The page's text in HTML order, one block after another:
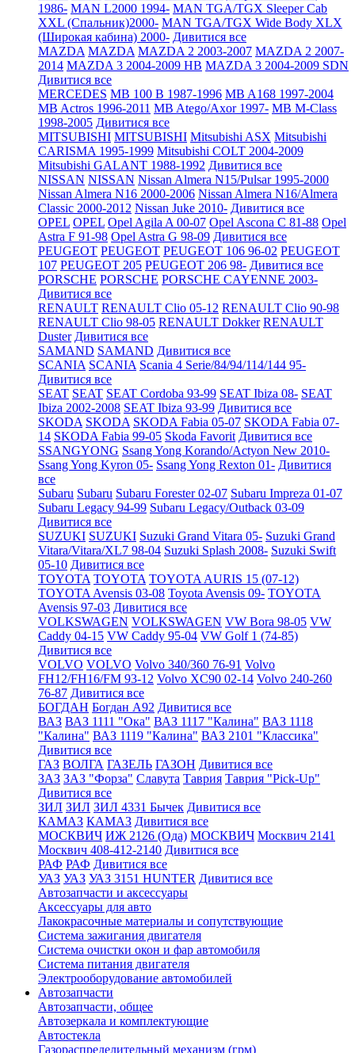
1986- MAN L2000 1994- MAN TGA/TGX Sleeper Cab
XXL (Спальник)2000- MAN TGA/TGX Wide Body XLX
(Широкая кабина) 2000- Дивитися все
MAZDA MAZDA MAZDA 2 2003-2007 MAZDA 2 2007-
2014 MAZDA 3 2004-2009 HB MAZDA 3 2004-2009 SDN
Дивитися все
MERCEDES MB 100 B 1987-1996 MB A168 1997-2004
MB Actros 1996-2011 MB Atego/Axor 1997- MB M-Class
1998-2005 Дивитися все
MITSUBISHI MITSUBISHI Mitsubishi ASX Mitsubishi
CARISMA 1995-1999 Mitsubishi COLT 2004-2009
Mitsubishi GALANT 1988-1992 Дивитися все
NISSAN NISSAN Nissan Almera N15/Pulsar 1995-2000
Nissan Almera N16 2000-2006 Nissan Almera N16/Almera
Classic 2000-2012 Nissan Juke 2010- Дивитися все
OPEL OPEL Opel Agila A 00-07 Opel Ascona C 81-88 Opel
Astra F 91-98 Opel Astra G 98-09 Дивитися все
PEUGEOT PEUGEOT PEUGEOT 106 96-02 PEUGEOT
107 PEUGEOT 205 PEUGEOT 206 98- Дивитися все
PORSCHE PORSCHE PORSCHE CAYENNE 2003-
Дивитися все
RENAULT RENAULT Clio 05-12 RENAULT Clio 90-98
RENAULT Clio 98-05 RENAULT Dokker RENAULT
Duster Дивитися все
SAMAND SAMAND Дивитися все
SCANIA SCANIA Scania 4 Serie/84/94/114/144 95-
Дивитися все
SEAT SEAT SEAT Cordoba 93-99 SEAT Ibiza 08- SEAT
Ibiza 2002-2008 SEAT Ibiza 93-99 Дивитися все
SKODA SKODA SKODA Fabia 05-07 SKODA Fabia 07-
14 SKODA Fabia 99-05 Skoda Favorit Дивитися все
SSANGYONG Ssang Yong Korando/Actyon New 2010-
Ssang Yong Kyron 05- Ssang Yong Rexton 01- Дивитися
все
Subaru Subaru Subaru Forester 02-07 Subaru Impreza 01-07
Subaru Legacy 94-99 Subaru Legacy/Outback 03-09
Дивитися все
SUZUKI SUZUKI Suzuki Grand Vitara 05- Suzuki Grand
Vitara/Vitara/XL7 98-04 Suzuki Splash 2008- Suzuki Swift
05-10 Дивитися все
TOYOTA TOYOTA TOYOTA AURIS 15 (07-12)
TOYOTA Avensis 03-08 Toyota Avensis 09- TOYOTA
Avensis 97-03 Дивитися все
VOLKSWAGEN VOLKSWAGEN VW Bora 98-05 VW
Caddy 04-15 VW Caddy 95-04 VW Golf 1 (74-85)
Дивитися все
VOLVO VOLVO Volvo 340/360 76-91 Volvo
FH12/FH16/FM 93-12 Volvo XC90 02-14 Volvo 240-260
76-87 Дивитися все
БОГДАН Богдан А92 Дивитися все
ВАЗ ВАЗ 1111 "Ока" ВАЗ 1117 "Калина" ВАЗ 1118
"Калина" ВАЗ 1119 "Калина" ВАЗ 2101 "Классика"
Дивитися все
ГАЗ ВОЛГА ГАЗЕЛЬ ГАЗОН Дивитися все
ЗАЗ ЗАЗ "Форза" Славута Таврия Таврия "Pick-Up"
Дивитися все
ЗИЛ ЗИЛ ЗИЛ 4331 Бычек Дивитися все
КАМАЗ КАМАЗ Дивитися все
МОСКВИЧ ИЖ 2126 (Ода) МОСКВИЧ Москвич 2141
Москвич 408-412-2140 Дивитися все
РАФ РАФ Дивитися все
УАЗ УАЗ УАЗ 3151 HUNTER Дивитися все
Автозапчасти и аксессуары
Аксессуары для авто
Лакокрасочные материалы и сопутствующие
Система зажигания двигателя
Система очистки окон и фар автомобиля
Система питания двигателя
Электрооборудование автомобилей
Автозапчасти
Автозапчасти, общее
Автозеркала и комплектующие
Автостекла
Газораспределительный механизм (грм)